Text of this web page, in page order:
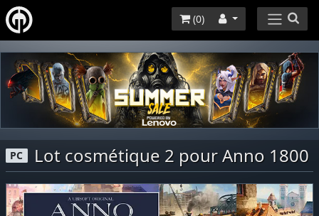
(0)
PC Lot cosmétique 2 pour Anno 1800